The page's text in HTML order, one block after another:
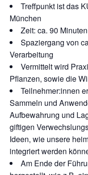
Treffpunkt ist das
München
Zeit: ca. 90 Minuten
Spaziergang von
Verarbeitung
Vermittelt wird
Pflanzen, sowie die
Teilnehmer:innen
Sammeln und
Aufbewahrung und
giftigen
Ideen, wie unsere
integriert werden
Am Ende der